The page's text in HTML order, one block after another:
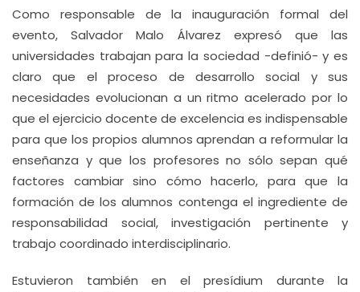
Como responsable de la inauguración formal del
evento, Salvador Malo Álvarez expresó que las
universidades trabajan para la sociedad -definió- y es
claro que el proceso de desarrollo social y sus
necesidades evolucionan a un ritmo acelerado por lo
que el ejercicio docente de excelencia es indispensable
para que los propios alumnos aprendan a reformular la
enseñanza y que los profesores no sólo sepan qué
factores cambiar sino cómo hacerlo, para que la
formación de los alumnos contenga el ingrediente de
responsabilidad social, investigación pertinente y
trabajo coordinado interdisciplinario.
Estuvieron también en el presídium durante la